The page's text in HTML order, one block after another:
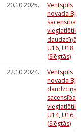
20.10.2025.
Ventspils
novada
sacensības
daudzcīņā
U16, U18
(Slēgtās)
22.10.2024.
Ventspils
novada
daudzcīņas
sacensības
vieglatlētikā
U14, U16,
(Slēgtās)